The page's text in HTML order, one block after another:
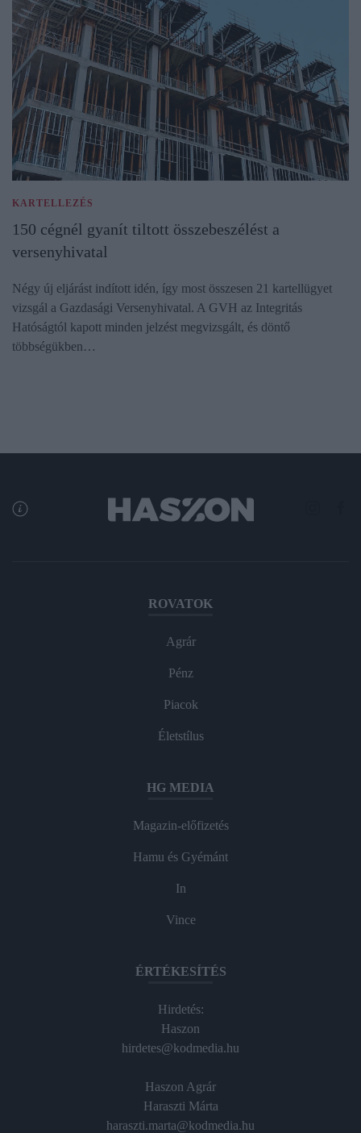
KARTELLEZÉS
150 cégnél gyanít tiltott összebeszélést a
versenyhivatal
Négy új eljárást indított idén, így most összesen 21 kartellügyet
vizsgál a Gazdasági Versenyhivatal. A GVH az Integritás
Hatóságtól kapott minden jelzést megvizsgált, és döntő
többségükben…
ROVATOK
Agrár
Pénz
Piacok
Életstílus
HG MEDIA
Magazin-előfizetés
Hamu és Gyémánt
In
Vince
ÉRTÉKESÍTÉS
Hirdetés:
Haszon
hirdetes@kodmedia.hu
Haszon Agrár
Haraszti Márta
haraszti.marta@kodmedia.hu